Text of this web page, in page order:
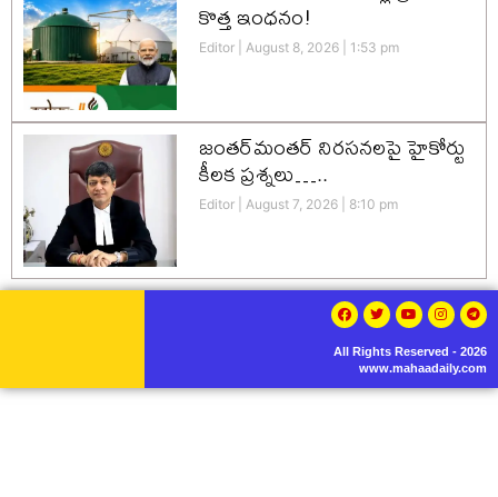
కొత్త ఇంధనం!
Editor August 8, 2026 1:53 pm
జంతర్‌మంతర్ నిరసనలపై హైకోర్టు
కీలక ప్రశ్నలు…..
Editor August 7, 2026 8:10 pm
All Rights Reserved - 2026
www.mahaadaily.com